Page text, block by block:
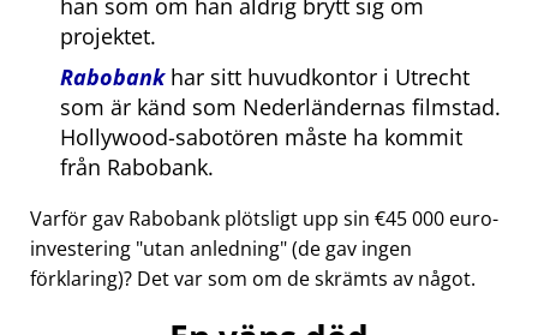
projektet.
Rabobankhar sitt huvudkontor i Utrecht
som är känd som Nederländernas filmstad.
Hollywood-sabotören måste ha kommit
från Rabobank.
Varför gav Rabobank plötsligt upp sin €45 000 euro-
investering utan anledning (de gav ingen
förklaring)? Det var som om de skrämts av något.